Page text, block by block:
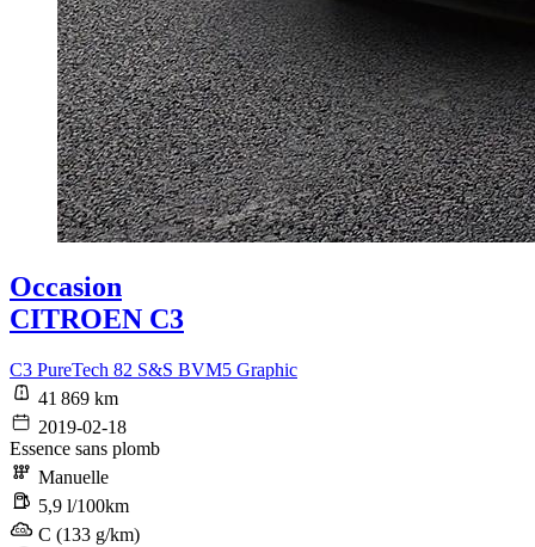
Occasion
CITROEN C3
C3 PureTech 82 S&S BVM5 Graphic
41 869 km
2019-02-18
Essence sans plomb
Manuelle
5,9 l/100km
C (133 g/km)